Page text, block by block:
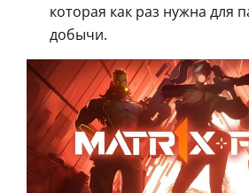
которая как раз нужна для
добычи.